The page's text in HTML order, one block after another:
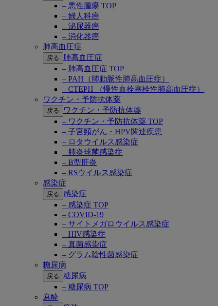
– 悪性腫瘍 TOP
– 婦人科癌
– 泌尿器癌
– 消化器癌
肺高血圧症
戻る
肺高血圧症
– 肺高血圧症 TOP
– PAH（肺動脈性肺高血圧症）
– CTEPH （慢性血栓塞栓性肺高血圧症）
ワクチン・予防抗体薬
戻る
ワクチン・予防抗体薬
– ワクチン・予防抗体薬 TOP
– 子宮頸がん・HPV関連疾患
– ロタウイルス感染症
– 肺炎球菌感染症
– B型肝炎
– RSウイルス感染症
感染症
戻る
感染症
– 感染症 TOP
– COVID-19
– サイトメガロウイルス感染症
– HIV感染症
– 真菌感染症
– グラム陰性菌感染症
糖尿病
戻る 糖尿病
– 糖尿病 TOP
麻酔